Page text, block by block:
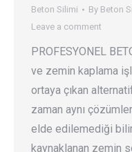
Beton Silimi By Beton
Leave a comment
PROFESYONEL
ve zemin kaplama
ortaya çıkan
zaman aynı
elde edilemediği
kaynaklanan zemin